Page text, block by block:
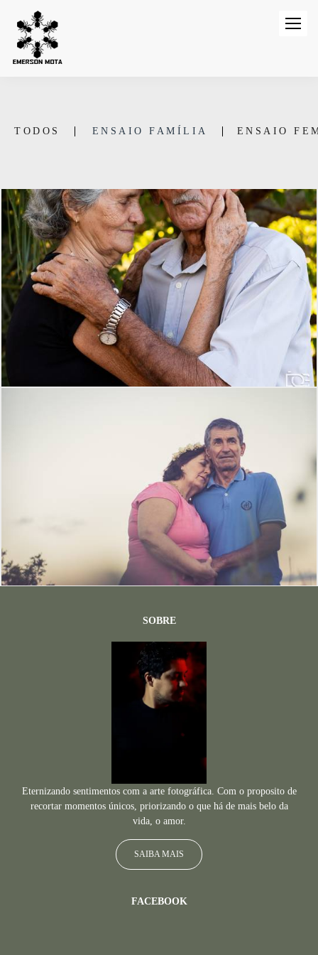
TODOS ENSAIO FAMÍLIA ENSAIO
SOBRE
Eternizando sentimentos com a arte fotográfica. Com o proposito de
recortar momentos únicos, priorizando o que há de mais belo da
vida, o amor.
SAIBA MAIS
FACEBOOK